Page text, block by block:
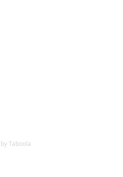
by Taboola